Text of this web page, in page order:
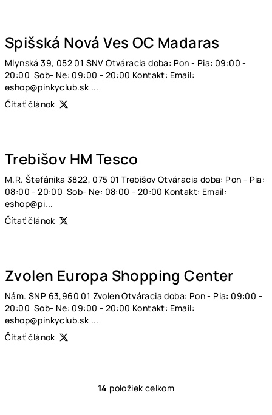
Spišská Nová Ves OC Madaras
Mlynská 39, 052 01 SNV Otváracia doba: Pon - Pia: 09:00 -
20:00 Sob- Ne: 09:00 - 20:00 Kontakt: Email:
eshop@pinkyclub.sk ...
Čítať článok
Trebišov HM Tesco
M.R. Štefánika 3822, 075 01 Trebišov Otváracia doba: Pon - Pia:
08:00 - 20:00 Sob- Ne: 08:00 - 20:00 Kontakt: Email:
eshop@pi...
Čítať článok
Zvolen Europa Shopping Center
Nám. SNP 63,960 01 Zvolen Otváracia doba: Pon - Pia: 09:00 -
20:00 Sob- Ne: 09:00 - 20:00 Kontakt: Email:
eshop@pinkyclub.sk ...
Čítať článok
O
14 položiek celkom